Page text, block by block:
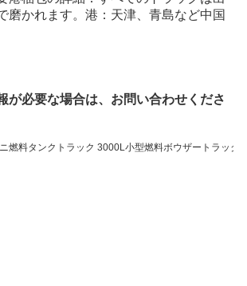
磨かれます。港：天津、青島など中国
が必要な場合は、お問い合わせくださ